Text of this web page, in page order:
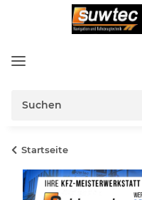
Startseite